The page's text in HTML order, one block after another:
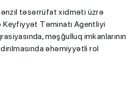
təsərrüfat xidməti üzrə
Təminatı Agentliyi
məşğulluq imkanlarının
əhəmiyyətli rol